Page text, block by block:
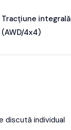
Tracțiune integrală
(AWD/4x4)
discută individual